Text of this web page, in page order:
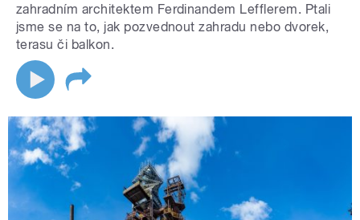
zahradním architektem Ferdinandem Lefflerem. Ptali
jsme se na to, jak pozvednout zahradu nebo dvorek,
terasu či balkon.